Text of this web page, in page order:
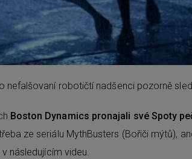
nefalšovaní robotičtí nadšenci pozorně
Boston Dynamics pronajali své Spoty
ze seriálu MythBusters (Bořiči mýtů),
následujícím videu.